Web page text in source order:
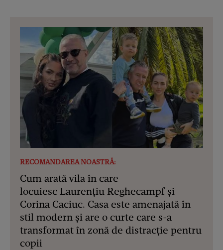
RECOMANDAREA NOASTRĂ:
Cum arată vila în care
locuiesc Laurențiu Reghecampf și
Corina Caciuc. Casa este amenajată în
stil modern și are o curte care s-a
transformat în zonă de distracție pentru
copii